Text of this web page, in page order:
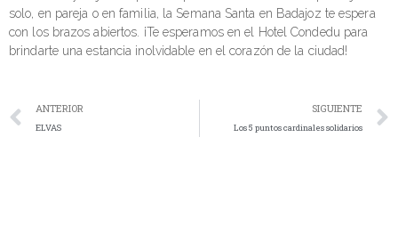
solo, en pareja o en familia, la Semana Santa en Badajoz te espera
con los brazos abiertos. ¡Te esperamos en el Hotel Condedu para
brindarte una estancia inolvidable en el corazón de la ciudad!
ANTERIOR
ELVAS
SIGUIENTE
Los 5 puntos cardinales solidarios